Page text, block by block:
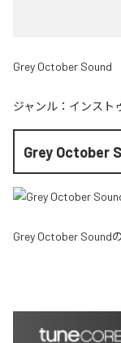
Grey October Sound
ジャンル： インスト
Grey October
Grey October Sound